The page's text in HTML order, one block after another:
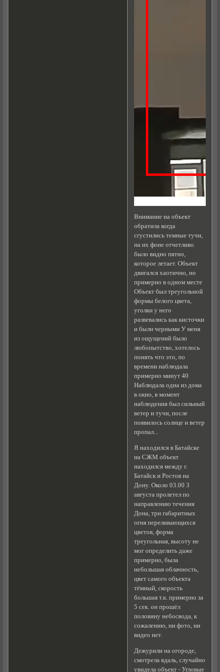
Внимание на объект
обратила когда
сгустились темные тучи,
на их фоне отчетливо
было видно пятно,
которое летает. Объект
двигался хаотично, но
примерно в одном месте
Объект был треугольной
формы белого цвета,
уголки у него
развевались как кисточки
и были черными У меня
из ощущений было
любопытство, хотелось
понять что это, по
времени наблюдала
примерно минут 40
Наблюдала одна из дома
в окно, в момент
наблюдения был сильный
ветер и тучи, после
появилось солнце и ветер
пропал...
Я находился в Батайске
на СЖМ объект
находился между г.
Батайск и Ростов на
Дону. Около 03.00 3
августа пролетел по
направлению течения
Дона, три габаритных
огня переливающихся
цветов, форма
треугольная, высоту не
мог определить даже
примерно, была
небольшая облачность,
цвет самого объекта
тёмный, скорость
большая т.к. примерно за
5 сек. он прошёл
половину небосвода, к
сожалению, ни фото, ни
видео нет.
Дежурили на огороде,
смотрела вдаль, случайно
увидела объект - Угловые